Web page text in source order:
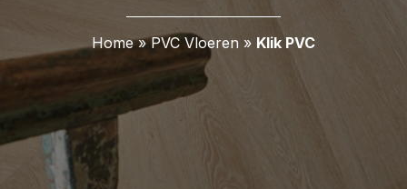
Home»PVC Vloeren » Klik PVC